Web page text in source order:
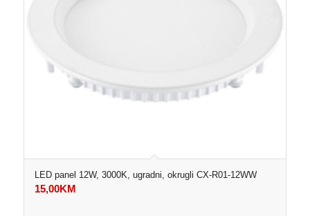
LED panel 12W, 3000K, ugradni, okrugli CX-R01-12WW
15,00KM